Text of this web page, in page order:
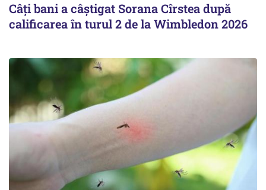
Câți bani a câștigat Sorana Cîrstea după
calificarea în turul 2 de la Wimbledon 2026